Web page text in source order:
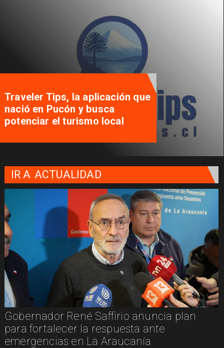
Traveler Tips, la aplicación que
nació en Pucón y busca
potenciar el turismo local
IR A ACTUALIDAD
Gobernador René Saffirio anuncia plan
para fortalecer la respuesta ante
emergencias en La Araucanía